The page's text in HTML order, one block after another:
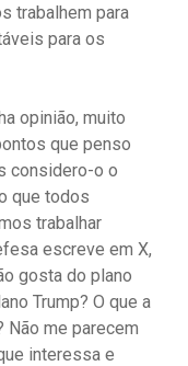
trabalhem para
​​para os
opinião, muito
que penso
considero-o o
que todos
trabalhar
escreve em X,
gosta do plano
Trump? O que a
Não me parecem
interessa e